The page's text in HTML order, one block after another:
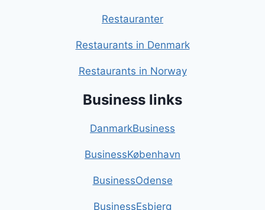
Restauranter
Restaurants in Denmark
Restaurants in Norway
Business links
DanmarkBusiness
BusinessKøbenhavn
BusinessOdense
BusinessEsbjerg